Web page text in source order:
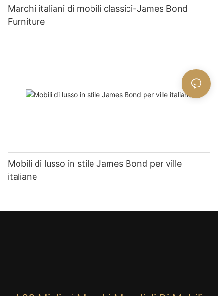
Marchi italiani di mobili classici-James Bond
Furniture
Mobili di lusso in stile James Bond per ville
italiane